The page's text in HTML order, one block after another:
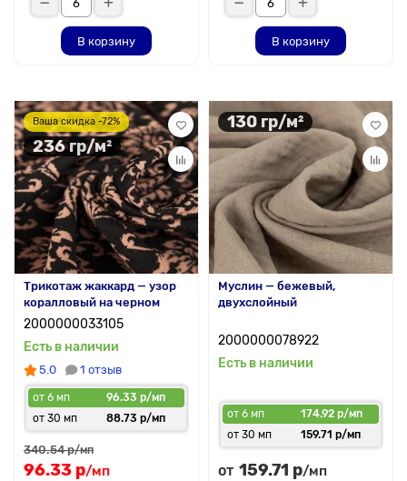
В корзину В корзину
Ваша скидка -72%
236 гр/м²
Трикотаж жаккард — узор
коралловый на черном
2000000033105
Есть в наличии
5.0 1 отзыв
от 6 мп
96.33 р/мп
от 30 мп
88.73 р/мп
340.54 р/мп
96.33 р/мп
130 гр/м²
Муслин — бежевый,
двухслойный
2000000078922
Есть в наличии
от 6 мп
174.92 р/мп
от 30 мп
159.71 р/мп
от 159.71 р/мп